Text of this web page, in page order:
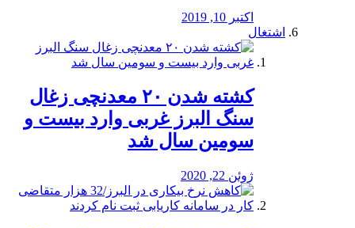
اکتبر 10, 2019
اشتغال
کشته شدن ۲۰ معدنچی زغال
سنگ البرز غربی وارد بیست و
سومین سال شد
ژوئن 22, 2020